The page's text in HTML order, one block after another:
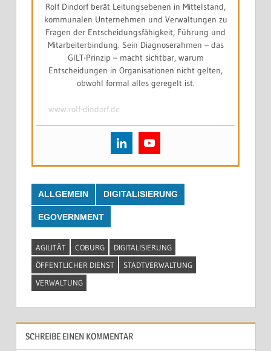
Rolf Dindorf berät Leitungsebenen in Mittelstand,
kommunalen Unternehmen und Verwaltungen zu
Fragen der Entscheidungsfähigkeit, Führung und
Mitarbeiterbindung. Sein Diagnoserahmen – das
GILT-Prinzip – macht sichtbar, warum
Entscheidungen in Organisationen nicht gelten,
obwohl formal alles geregelt ist.
www.rolf-dindorf.de
ALLGEMEIN DIGITALISIERUNG
EGOVERNMENT
AGILITÄT COBURG
DIGITALISIERUNG
ÖFFENTLICHER DIENST
STADTVERWALTUNG
VERWALTUNG
SCHREIBE EINEN KOMMENTAR